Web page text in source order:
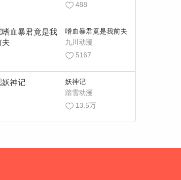
488
嗜血暴君竟是我前夫
九川动漫
5167
妖神记
踏雪动漫
13.5万